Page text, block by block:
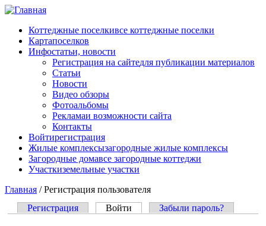
Перейти к основному содержанию
Коттеджные поселкивсе коттеджные поселки
Картапоселков
Инфостатьи, новости
Регистрация на сайтедля публикации материалов
Статьи
Новости
Видео обзоры
Фотоальбомы
Рекламаи возможности сайта
Контакты
Войтирегистрация
Жилые комплексызагородные жилые комплексы
Загородные домавсе загородные коттеджи
Участкиземельные участки
Главная /Регистрация пользователя
Регистрация Войти (активная вкладка)
Забыли пароль?